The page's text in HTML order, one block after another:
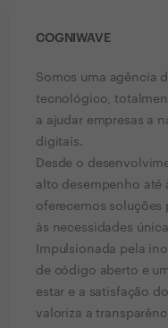
COGNIWAVE
Somos uma agência
tecnológico,
a ajudar empresas a
digitais.
Desde o
alto desempenho até
oferecemos soluções
às necessidades
Impulsionada pela
de código aberto e
estar e a satisfação
valoriza a